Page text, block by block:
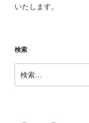
いたします。
検索
索: